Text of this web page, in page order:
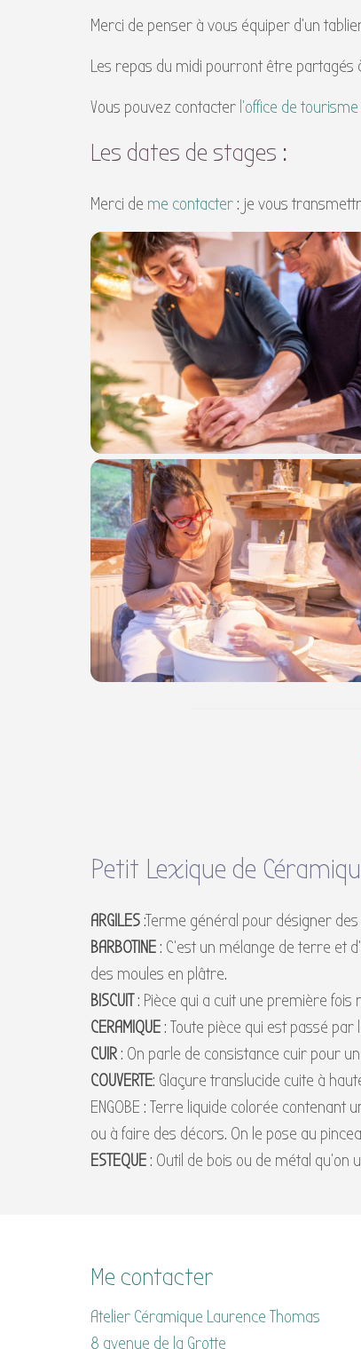
Merci de penser à vous équiper d’un
Les repas du midi pourront être partagés
Vous pouvez contacter l’office de
Les dates de stages :
Merci de me contacter: je vous
Petit Lexique de
ARGILES:Terme général pour désigner
BARBOTINE: C’est un mélange de terre et
des moules en plâtre.
BISCUIT: Pièce qui a cuit une première fois
CERAMIQUE: Toute pièce qui est passé par
CUIR: On parle de consistance cuir pour
COUVERTE: Glaçure translucide cuite à
ENGOBE : Terre liquide colorée
ou à faire des décors. On le pose au
ESTEQUE: Outil de bois ou de métal
Me contacter
Atelier Céramique Laurence Thomas
8 avenue de la Grotte